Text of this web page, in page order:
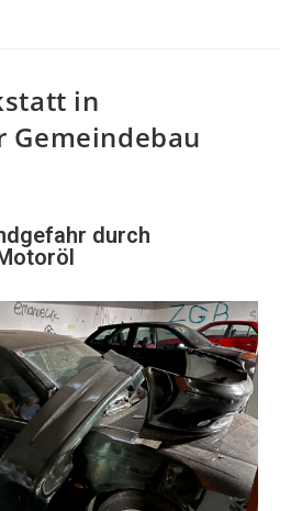
in
Gemeindebau
durch